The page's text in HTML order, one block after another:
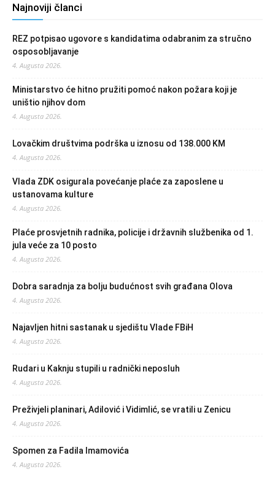
Najnoviji članci
REZ potpisao ugovore s kandidatima odabranim za stručno
osposobljavanje
4. Augusta 2026.
Ministarstvo će hitno pružiti pomoć nakon požara koji je
uništio njihov dom
4. Augusta 2026.
Lovačkim društvima podrška u iznosu od 138.000 KM
4. Augusta 2026.
Vlada ZDK osigurala povećanje plaće za zaposlene u
ustanovama kulture
4. Augusta 2026.
Plaće prosvjetnih radnika, policije i državnih službenika od 1.
jula veće za 10 posto
4. Augusta 2026.
Dobra saradnja za bolju budućnost svih građana Olova
4. Augusta 2026.
Najavljen hitni sastanak u sjedištu Vlade FBiH
4. Augusta 2026.
Rudari u Kaknju stupili u radnički neposluh
4. Augusta 2026.
Preživjeli planinari, Adilović i Vidimlić, se vratili u Zenicu
4. Augusta 2026.
Spomen za Fadila Imamovića
4. Augusta 2026.